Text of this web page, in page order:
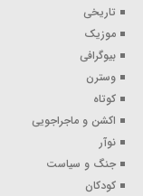
تاریخی
موزیک
بیوگرافی
وسترن
کوتاه
اکشن و ماجراجویی
نوآر
جنگ و سیاست
کودکان